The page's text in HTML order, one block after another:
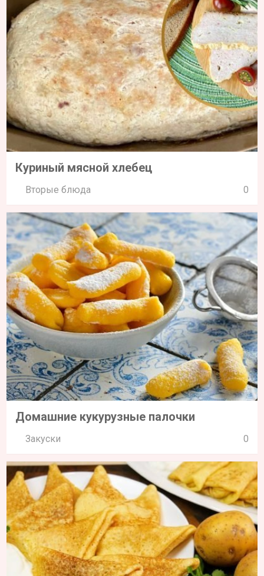
Куриный мясной хлебец
Вторые блюда 0
Домашние кукурузные палочки
Закуски 0